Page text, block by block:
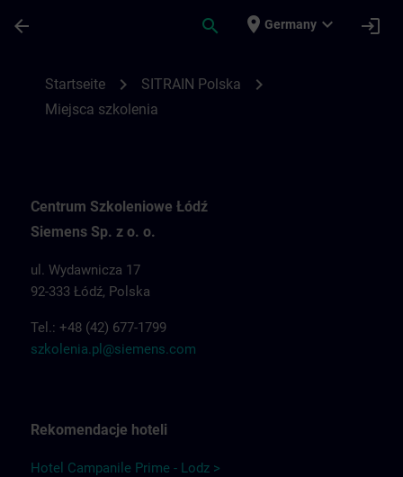
arrow_back search place Germany expand_more login
Startseite chevron_right SITRAIN Polska chevron_right
Miejsca szkolenia
Centrum Szkoleniowe Łódź
Siemens Sp. z o. o.
ul. Wydawnicza 17
92-333 Łódź, Polska
Tel.: +48 (42) 677-1799
szkolenia.pl@siemens.com
Rekomendacje hoteli
Hotel Campanile Prime - Lodz >